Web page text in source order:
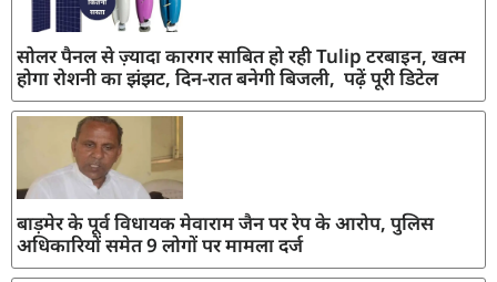
सोलर पैनल से ज़्यादा कारगर साबित हो रही Tulip टरबाइन, खत्म
होगा रोशनी का झंझट, दिन-रात बनेगी बिजली, पढ़ें पूरी डिटेल
बाड़मेर के पूर्व विधायक मेवाराम जैन पर रेप के आरोप, पुलिस
अधिकारियों समेत 9 लोगों पर मामला दर्ज